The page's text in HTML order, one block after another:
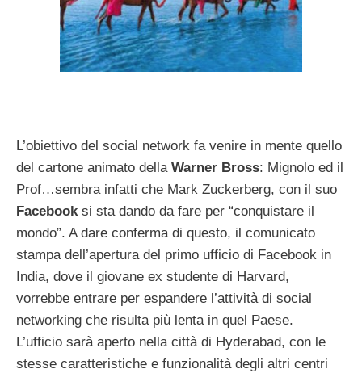
L’obiettivo del social network fa venire in mente quello
del cartone animato della Warner Bross: Mignolo ed il
Prof…sembra infatti che Mark Zuckerberg, con il suo
Facebooksi sta dando da fare per “conquistare il
mondo”. A dare conferma di questo, il comunicato
stampa dell’apertura del primo ufficio di Facebook in
India, dove il giovane ex studente di Harvard,
vorrebbe entrare per espandere l’attività di social
networking che risulta più lenta in quel Paese.
L’ufficio sarà aperto nella città di Hyderabad, con le
stesse caratteristiche e funzionalità degli altri centri